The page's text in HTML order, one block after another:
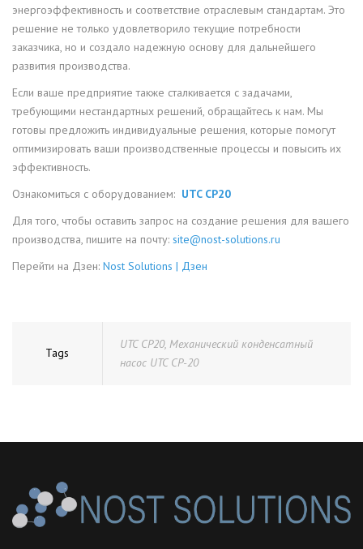
энергоэффективность и соответствие отраслевым стандартам. Это
решение не только удовлетворило текущие потребности
заказчика, но и создало надежную основу для дальнейшего
развития производства.
Если ваше предприятие также сталкивается с задачами,
требующими нестандартных решений, обращайтесь к нам. Мы
готовы предложить индивидуальные решения, которые помогут
оптимизировать ваши производственные процессы и повысить их
эффективность.
Ознакомиться с оборудованием: UTC CP20
Для того, чтобы оставить запрос на создание решения для вашего
производства, пишите на почту: site@nost-solutions.ru
Перейти на Дзен: Nost Solutions | Дзен
Tags
UTC CP20, Механический конденсатный
насос UTC CP-20